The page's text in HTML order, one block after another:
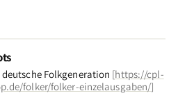
deutsche Folkgeneration [https://cpl-
folker/folker-einzelausgaben/]